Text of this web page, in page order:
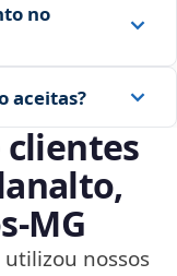
no
aceitas?
nossos